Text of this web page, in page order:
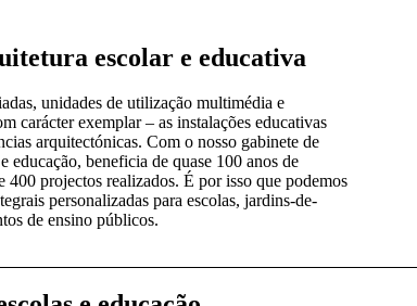
escolar e educativa
unidades de utilização multimédia e
carácter exemplar – as instalações educativas
arquitectónicas. Com o nosso gabinete de
educação, beneficia de quase 100 anos de
400 projectos realizados. É por isso que podemos
personalizadas para escolas, jardins-de-
de ensino públicos.